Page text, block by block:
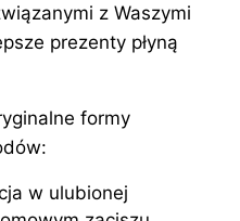
z Waszymi
prezenty płyną
formy
w ulubionej